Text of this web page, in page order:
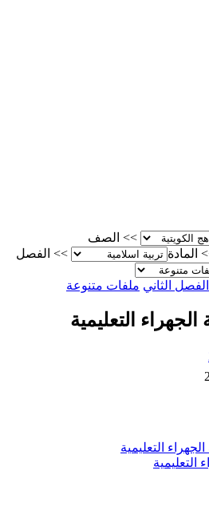
>>
الصف
المادة >>
الفصل
الفصل الثاني ملفات متنوعة
التعليمية
التعليمية